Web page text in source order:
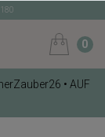
0
• AUF